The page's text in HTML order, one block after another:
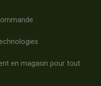
en magasin pour tout